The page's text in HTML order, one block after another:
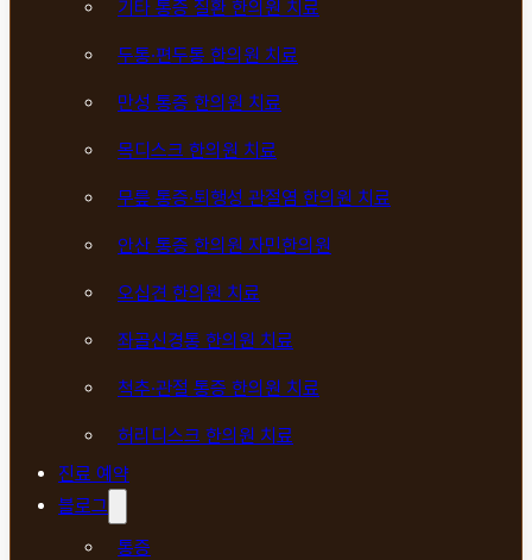
기타 통증 질환 한의원 치료
두통·편두통 한의원 치료
만성 통증 한의원 치료
목디스크 한의원 치료
무릎 통증·퇴행성 관절염 한의원 치료
안산 통증 한의원 자민한의원
오십견 한의원 치료
좌골신경통 한의원 치료
척추·관절 통증 한의원 치료
허리디스크 한의원 치료
진료 예약
블로그
통증